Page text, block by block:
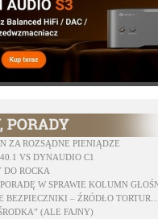
ZA ROZSĄDNE PIENIĄDZE
VS DYNAUDIO C1
ROCKA
PORADĘ W SPRAWIE KOLUMN
BEZPIECZNIKI – ŹRÓDŁO TORTUR…
(ALE FAJNY)